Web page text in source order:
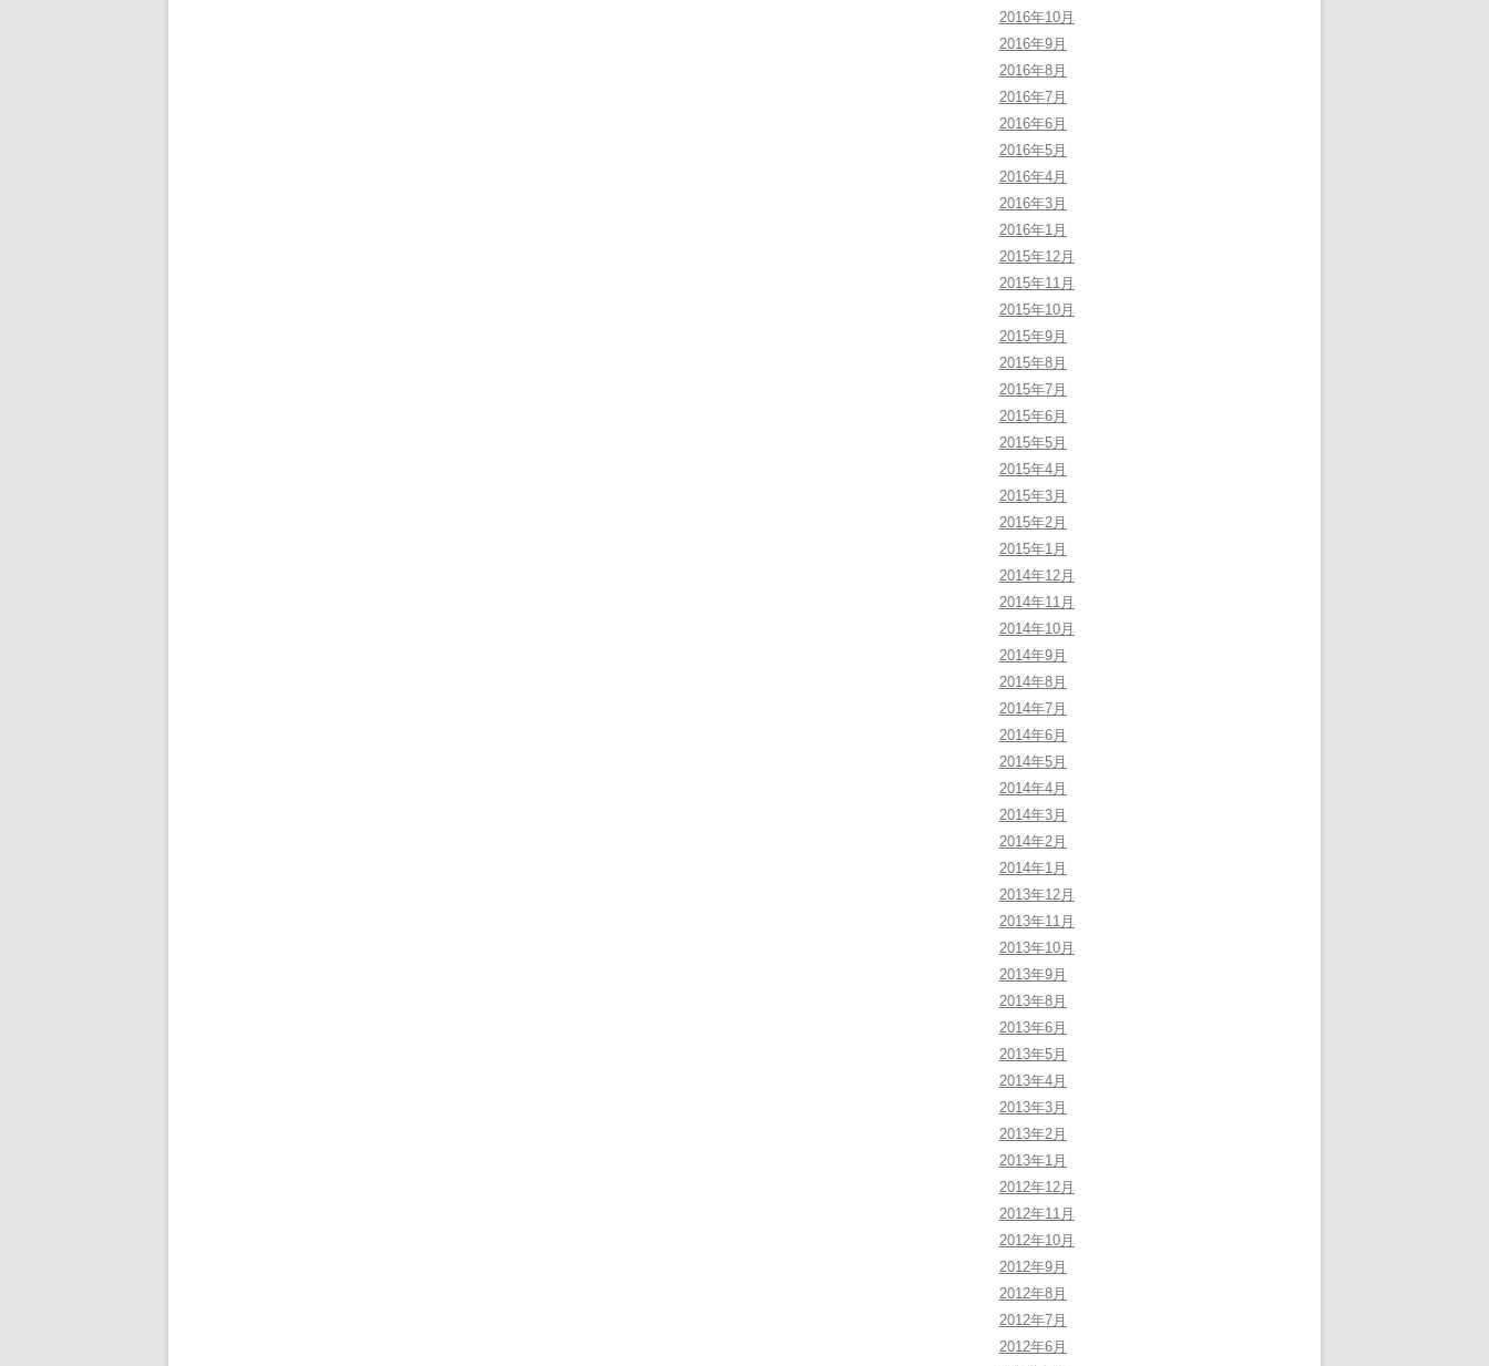
2016年10月
2016年9月
2016年8月
2016年7月
2016年6月
2016年5月
2016年4月
2016年3月
2016年1月
2015年12月
2015年11月
2015年10月
2015年9月
2015年8月
2015年7月
2015年6月
2015年5月
2015年4月
2015年3月
2015年2月
2015年1月
2014年12月
2014年11月
2014年10月
2014年9月
2014年8月
2014年7月
2014年6月
2014年5月
2014年4月
2014年3月
2014年2月
2014年1月
2013年12月
2013年11月
2013年10月
2013年9月
2013年8月
2013年6月
2013年5月
2013年4月
2013年3月
2013年2月
2013年1月
2012年12月
2012年11月
2012年10月
2012年9月
2012年8月
2012年7月
2012年6月